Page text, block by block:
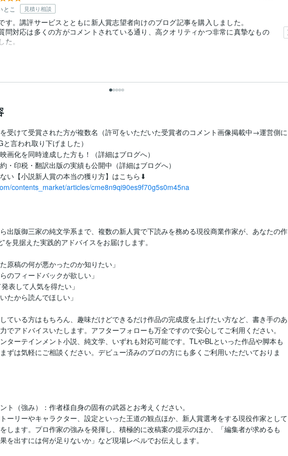
とこ 見積り相談
す。講評サービスとともに新人賞志望者向けのブログ記事を購入しました。
問対応は多くの方がコメントされている通り、高クオリティかつ非常に真摯なもの
受けて受賞された方が複数名（許可をいただいた受賞者のコメント画像掲載中→運営側に
言われ取り下げました）
画化を同時達成した方も！（詳細はブログへ）
・印税・翻訳出版の実績も公開中（詳細はブログへ）
contents_market/articles/cme8n9qi90es9f70g5s0m45na
出版御三家の純文学系まで、複数の新人賞で下読みを務める現役商業作家が、あなたの作
を見据えた実践的アドバイスをお届けします。
原稿の何が悪かったのか知りたい」
のフィードバックが欲しい」
表して人気を得たい」
たから読んでほしい」
ている方はもちろん、趣味だけどできるだけ作品の完成度を上げたい方など、書き手のあ
でアドバイスいたします。アフターフォローも万全ですので安心してご利用ください。
ターテインメント小説、純文学、いずれも対応可能です。TLやBLといった作品や脚本も
ずは気軽にご相談ください。デビュー済みのプロの方にも多くご利用いただいておりま
ト（強み）：作者様自身の固有の武器とお考えください。
ーリーやキャラクター、設定といった王道の観点ほか、新人賞選考をする現役作家として
します。プロ作家の強みを発揮し、積極的に改稿案の提示のほか、「編集者が求めるも
を出すには何が足りないか」など現場レベルでお伝えします。